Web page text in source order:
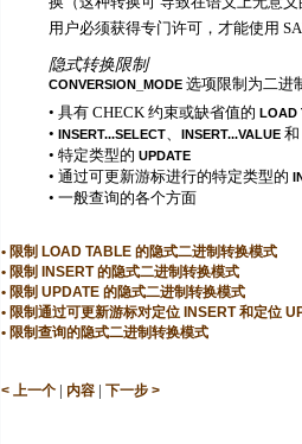
用户必须获得专门许可，才能使用
隐式转换限制
CONVERSION_MODE 选项限制为二进
• 具有 CHECK 约束或缺省值的 LOAD
• INSERT...SELECT INSERT...VALUE 和
• 特定类型的 UPDATE
• 通过可更新游标进行的特定类型的
• 一般查询的各个方面
限制 LOAD TABLE 的隐式二进制转换模式
限制 INSERT 的隐式二进制转换模式
限制 UPDATE 的隐式二进制转换模式
限制通过可更新游标对定位 INSERT 和定位
限制查询的隐式二进制转换模式
< 上一个 | 内容 | 下一步 >